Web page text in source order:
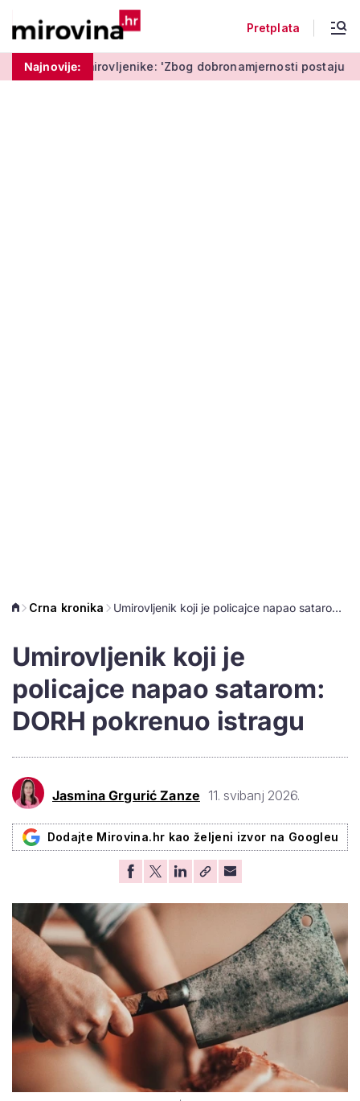
Pretplata
Najnovije:'Zbog dobronamjernosti postaju meta prijevare'
Crna kronika Umirovljenik koji je policajce napao satarom: DORH pokrenuo istragu
Umirovljenik koji je
policajce napao satarom:
DORH pokrenuo istragu
Jasmina Grgurić Zanze 11. svibanj 2026.
Dodajte Mirovina.hr kao željeni izvor na Googleu